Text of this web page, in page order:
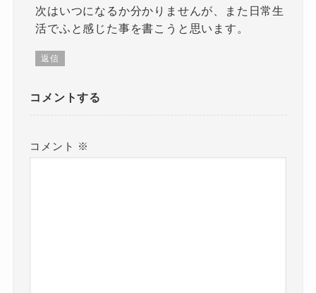
次はいつになるか分かりませんが、また日常生
活でふと感じた事を書こうと思います。
返信
コメントする
コメント ※